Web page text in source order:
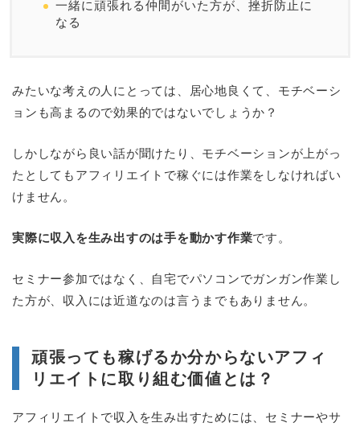
一緒に頑張れる仲間がいた方が、挫折防止に
なる
みたいな考えの人にとっては、居心地良くて、モチベーシ
ョンも高まるので効果的ではないでしょうか？
しかしながら良い話が聞けたり、モチベーションが上がっ
たとしてもアフィリエイトで稼ぐには作業をしなければい
けません。
実際に収入を生み出すのは手を動かす作業です。
セミナー参加ではなく、自宅でパソコンでガンガン作業し
た方が、収入には近道なのは言うまでもありません。
頑張っても稼げるか分からないアフィ
リエイトに取り組む価値とは？
アフィリエイトで収入を生み出すためには、セミナーやサ